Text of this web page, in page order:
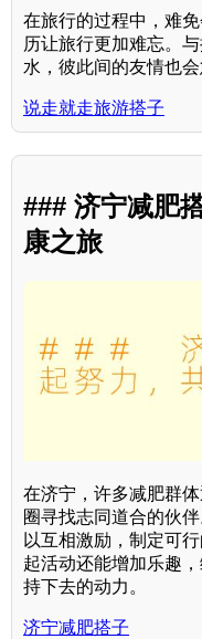
在旅行的过程中，难
历让旅行更加难忘。
水，彼此间的友情也会
说走就走旅游搭子
### 济宁减肥
康之旅
在济宁，许多减肥群
圈寻找志同道合的伙
以互相激励，制定可
起活动还能增加乐趣
持下去的动力。
济宁减肥搭子